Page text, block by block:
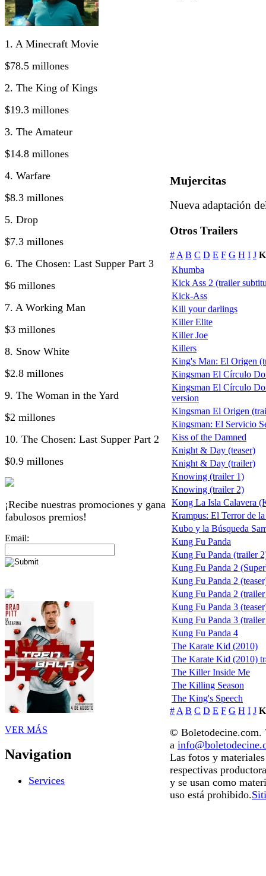
1. A Minecraft Movie
$78.5 millones
2. The King of Kings
$19.3 millones
3. The Amateur
$14.8 millones
4. Warfare
$8.3 millones
5. Drop
$7.3 millones
6. The Chosen: Last Supper Part 3
$6 millones
7. A Working Man
$3 millones
8. Snow White
$2.8 millones
9. The Woman in the Yard
$2 millones
10. The Chosen: Last Supper Part 2
$0.9 millones
¡Recibe nuestras promociones y gana
fabulosos premios!
Email:
VER MÁS
Navigation
Services
Mujercitas
Nueva adaptación
Otros Trailers
# A B C D E F G H I J K
Khumba
Kick Ass 2 (trailer
Kick-Ass
Kill your darlings
Killer Elite
Killer Joe
Killers
King's Man: El Origen
Kingsman El Círculo
Kingsman El Círculo
version
Kingsman El Origen
Kingsman: El Servicio
Kiss of the Damned
Knight & Day (teaser)
Knight & Day (trailer)
Knowing (trailer 1)
Knowing (trailer 2)
Kong La Isla Calavera
Krampus: El Terror de
Kubo y la Búsqueda
Kung Fu Panda
Kung Fu Panda (trailer
Kung Fu Panda 2
Kung Fu Panda 2
Kung Fu Panda 2
Kung Fu Panda 3
Kung Fu Panda 3
Kung Fu Panda 4
The Karate Kid (2010)
The Karate Kid (2010)
The Killer Inside Me
The Killing Season
The King's Speech
# A B C D E F G H I J K
© Boletodecine.com.
a
Las fotos y
respectivas
y se usan como
uso está prohibido.